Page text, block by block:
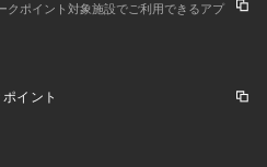
クポイント対象施設でご利用できるアプ
イント